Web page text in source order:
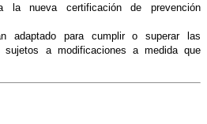
la nueva certificación de prevención
adaptado para cumplir o superar las
a modificaciones a medida que